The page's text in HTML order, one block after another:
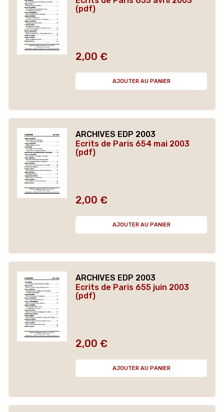
(pdf)
Prix
2,00 €
AJOUTER AU PANIER
ARCHIVES EDP 2003
Ecrits de Paris 654 mai 2003
(pdf)
Prix
2,00 €
AJOUTER AU PANIER
ARCHIVES EDP 2003
Ecrits de Paris 655 juin 2003
(pdf)
Prix
2,00 €
AJOUTER AU PANIER